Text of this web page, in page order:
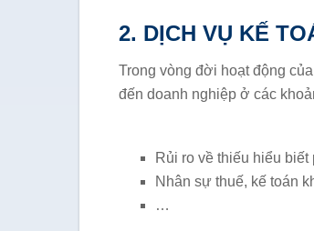
2. DỊCH VỤ KẾ
Trong vòng đời hoạt động
đến doanh nghiệp ở các
Rủi ro về thiếu hiểu biết
Nhân sự thuế, kế toán
…